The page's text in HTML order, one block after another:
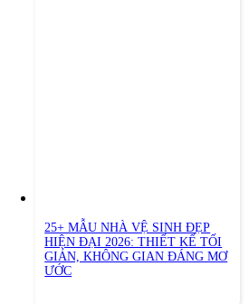
25+ MẪU NHÀ VỆ SINH ĐẸP
HIỆN ĐẠI 2026: THIẾT KẾ TỐI
GIẢN, KHÔNG GIAN ĐÁNG MƠ
ƯỚC